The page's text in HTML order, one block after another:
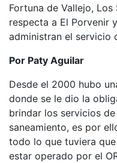
Fortuna de Vallejo,
respecta a El Porvenir
administran el servicio
Por Paty Aguilar
Desde el 2000 hubo
donde se le dio la
brindar los servicios
saneamiento, es por
todo lo que tuviera
estar operado por el